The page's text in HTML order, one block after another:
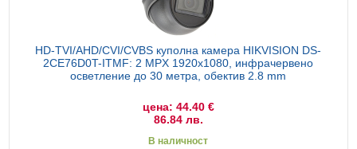
HD-TVI/AHD/CVI/CVBS куполна камера HIKVISION DS-
2CE76D0T-ITMF: 2 MPX 1920x1080, инфрачервено
осветление до 30 метра, обектив 2.8 mm
цена: 44.40 €
86.84 лв.
В наличност